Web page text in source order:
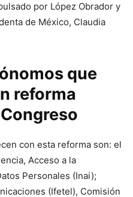
por López Obrador y
de México, Claudia
que
reforma
con esta reforma son: el
Acceso a la
Personales (Inai);
(Ifetel), Comisión